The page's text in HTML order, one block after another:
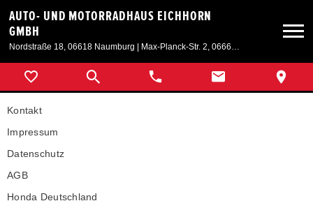
AUTO- UND MOTORRADHAUS EICHHORN
GMBH
Nordstraße 18, 06618 Naumburg | Max-Planck-Str. 2, 06667 Weißenfels
Neuwagen
Gebrauchtwagen
Angebote
Kontakt
Impressum
Datenschutz
AGB
Honda Deutschland